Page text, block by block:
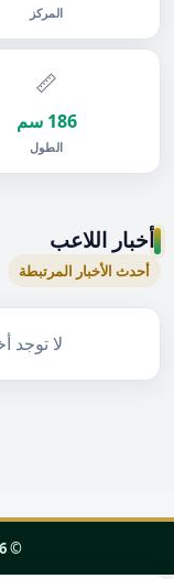
المركز
📏
186 سم
الطول
أخبار اللاعب
أحدث الأخبار المرتبطة
لا توجد
© 2026، جميع الحقوق محفوظة.